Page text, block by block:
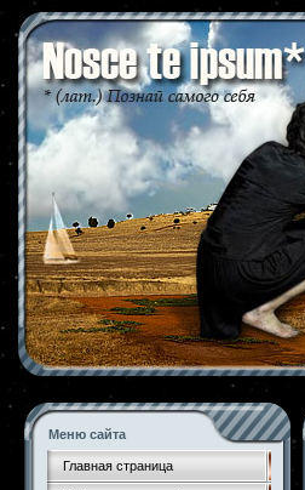
Меню сайта
Главная страница